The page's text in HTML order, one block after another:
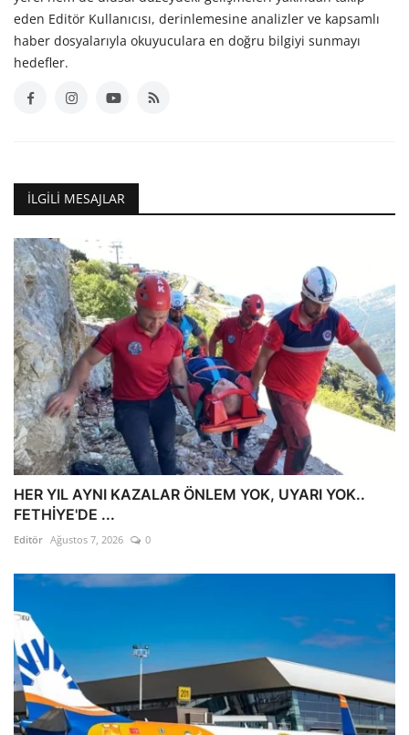
eden Editör Kullanıcısı, derinlemesine analizler ve kapsamlı
haber dosyalarıyla okuyuculara en doğru bilgiyi sunmayı
hedefler.
İLGILI MESAJLAR
HER YIL AYNI KAZALAR ÖNLEM YOK, UYARI YOK..
FETHİYE'DE ...
Editör Ağustos 7, 2026 0